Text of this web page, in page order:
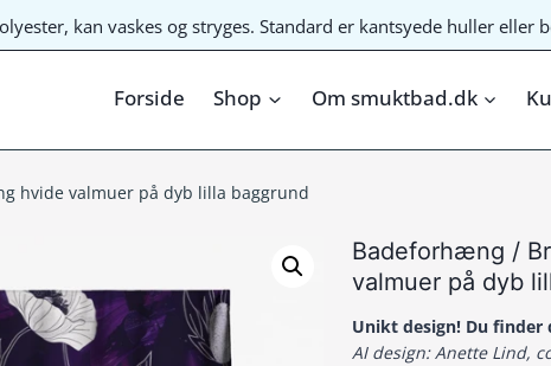
kan vaskes og stryges. Standard er kantsyede huller eller
Forside Shop Om smuktbad.dk
hvide valmuer på dyb lilla baggrund
Badeforhæng /
valmuer på dyb
Unikt design! Du
AI design: Anette Lind,